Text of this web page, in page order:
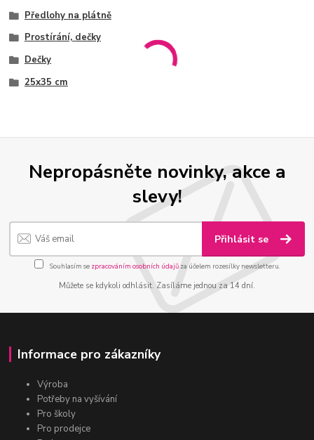
Předlohy na plátně
Prostírání, dečky
Dečky
25x35 cm
Nepropásněte novinky, akce a
slevy!
Přihlásit se
Souhlasím se zpracováním osobních údajůza účelem rozesílky newsletteru.
Můžete se kdykoli odhlásit. Zasíláme jednou za 14 dní.
Informace pro zákazníky
Výroba
Potřeby na vyšívání
Pro školy
Pro prodejce